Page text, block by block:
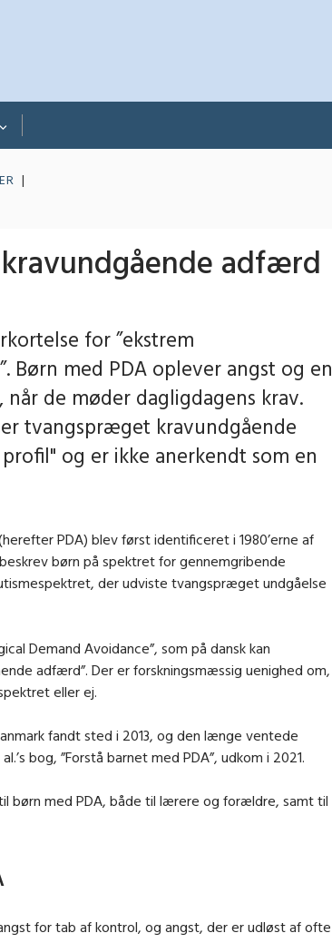
adfærd
for ”ekstrem
Børn med PDA oplever angst og en
de møder dagligdagens krav.
tvangspræget kravundgående
og er ikke anerkendt som en
PDA) blev først identificeret i 1980’erne af
børn på spektret for gennemgribende
der udviste tvangspræget undgåelse
Demand Avoidance”, som på dansk kan
adfærd”. Der er forskningsmæssig uenighed om,
eller ej.
fandt sted i 2013, og den længe ventede
bog, ”Forstå barnet med PDA”, udkom i 2021.
børn med PDA, både til lærere og forældre, samt til
for tab af kontrol, og angst, der er udløst af ofte